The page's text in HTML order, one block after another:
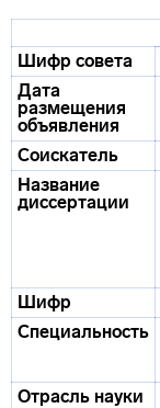
Шифр совета
Дата
размещения
объявления
Соискатель
Название
диссертации
Шифр
Специальность
Отрасль науки